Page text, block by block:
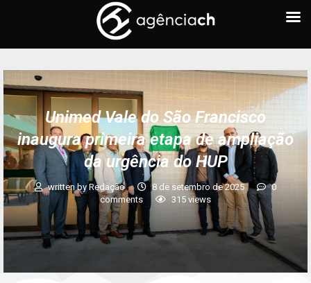
Unimed Vale do São Francisco
inaugura primeira etapa de ampliação
da urgência do HUP
written byRedação 8 de setembro de 2025
0
comments
315 views